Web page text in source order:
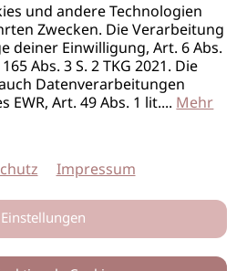
und andere Technologien
Zwecken. Die Verarbeitung
deiner Einwilligung, Art. 6 Abs.
Abs. 3 S. 2 TKG 2021. Die
Datenverarbeitungen
EWR, Art. 49 Abs. 1 lit....Mehr
Impressum
Einstellungen